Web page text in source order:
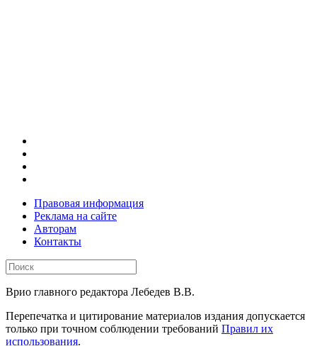
Правовая информация
Реклама на сайте
Авторам
Контакты
Врио главного редактора Лебедев В.В.
Перепечатка и цитирование материалов издания допускается
только при точном соблюдении требований Правил их
использования.